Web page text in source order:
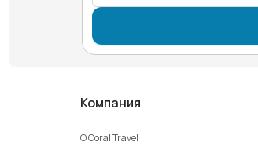
Компания
О Coral Travel